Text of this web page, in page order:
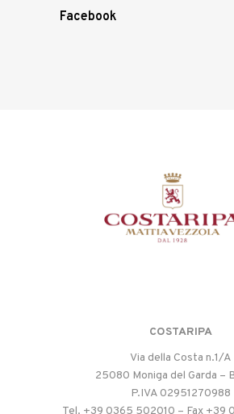
Facebook
COSTARIPA
Via della Costa n.1/A
25080 Moniga del Garda –
P.IVA 02951270988
Tel. +39 0365 502010 – Fax +39